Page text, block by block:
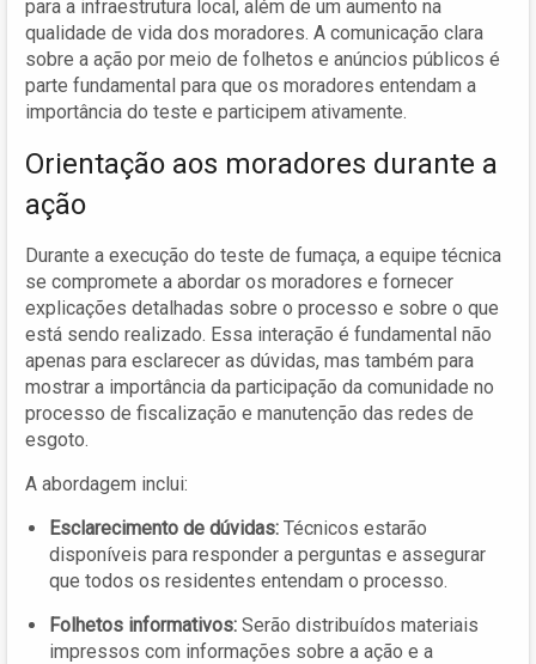
para a infraestrutura local, além de um aumento na
qualidade de vida dos moradores. A comunicação clara
sobre a ação por meio de folhetos e anúncios públicos é
parte fundamental para que os moradores entendam a
importância do teste e participem ativamente.
Orientação aos moradores durante a
ação
Durante a execução do teste de fumaça, a equipe técnica
se compromete a abordar os moradores e fornecer
explicações detalhadas sobre o processo e sobre o que
está sendo realizado. Essa interação é fundamental não
apenas para esclarecer as dúvidas, mas também para
mostrar a importância da participação da comunidade no
processo de fiscalização e manutenção das redes de
esgoto.
A abordagem inclui:
Esclarecimento de dúvidas: Técnicos estarão
disponíveis para responder a perguntas e assegurar
que todos os residentes entendam o processo.
Folhetos informativos: Serão distribuídos materiais
impressos com informações sobre a ação e a